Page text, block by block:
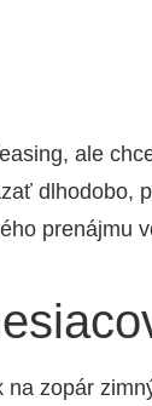
ale
dlho­do­bo,
pre­náj­mu
zopár